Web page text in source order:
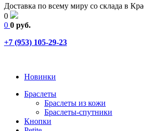
Доставка по всему миру со склада в
0
0 0 руб.
+7 (953) 105-29-23
Новинки
Браслеты
Браслеты из кожи
Браслеты-спутники
Кнопки